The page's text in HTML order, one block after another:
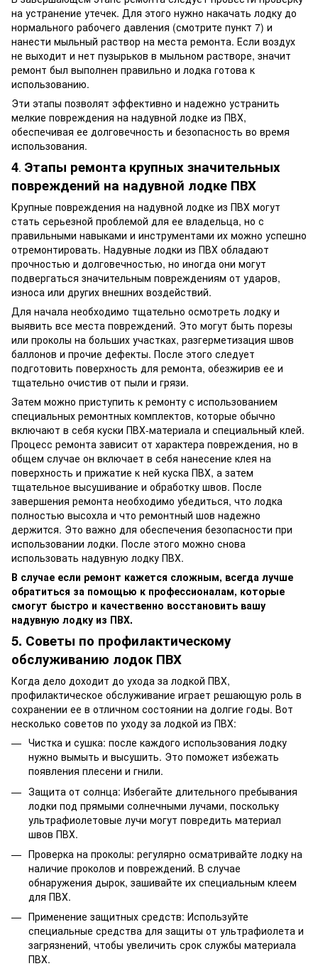
на устранение утечек. Для этого нужно накачать лодку до
нормального рабочего давления (смотрите пункт 7) и
нанести мыльный раствор на места ремонта. Если воздух
не выходит и нет пузырьков в мыльном растворе, значит
ремонт был выполнен правильно и лодка готова к
использованию.
Эти этапы позволят эффективно и надежно устранить
мелкие повреждения на надувной лодке из ПВХ,
обеспечивая ее долговечность и безопасность во время
использования.
4. Этапы ремонта крупных значительных
повреждений на надувной лодке ПВХ
Крупные повреждения на надувной лодке из ПВХ могут
стать серьезной проблемой для ее владельца, но с
правильными навыками и инструментами их можно успешно
отремонтировать. Надувные лодки из ПВХ обладают
прочностью и долговечностью, но иногда они могут
подвергаться значительным повреждениям от ударов,
износа или других внешних воздействий.
Для начала необходимо тщательно осмотреть лодку и
выявить все места повреждений. Это могут быть порезы
или проколы на больших участках, разгерметизация швов
баллонов и прочие дефекты. После этого следует
подготовить поверхность для ремонта, обезжирив ее и
тщательно очистив от пыли и грязи.
Затем можно приступить к ремонту с использованием
специальных ремонтных комплектов, которые обычно
включают в себя куски ПВХ-материала и специальный клей.
Процесс ремонта зависит от характера повреждения, но в
общем случае он включает в себя нанесение клея на
поверхность и прижатие к ней куска ПВХ, а затем
тщательное высушивание и обработку швов. После
завершения ремонта необходимо убедиться, что лодка
полностью высохла и что ремонтный шов надежно
держится. Это важно для обеспечения безопасности при
использовании лодки. После этого можно снова
использовать надувную лодку ПВХ.
В случае если ремонт кажется сложным, всегда лучше
обратиться за помощью к профессионалам, которые
смогут быстро и качественно восстановить вашу
надувную лодку из ПВХ.
5. Советы по профилактическому
обслуживанию лодок ПВХ
Когда дело доходит до ухода за лодкой ПВХ,
профилактическое обслуживание играет решающую роль в
сохранении ее в отличном состоянии на долгие годы. Вот
несколько советов по уходу за лодкой из ПВХ:
Чистка и сушка: после каждого использования лодку
нужно вымыть и высушить. Это поможет избежать
появления плесени и гнили.
Защита от солнца: Избегайте длительного пребывания
лодки под прямыми солнечными лучами, поскольку
ультрафиолетовые лучи могут повредить материал
швов ПВХ.
Проверка на проколы: регулярно осматривайте лодку на
наличие проколов и повреждений. В случае
обнаружения дырок, зашивайте их специальным клеем
для ПВХ.
Применение защитных средств: Используйте
специальные средства для защиты от ультрафиолета и
загрязнений, чтобы увеличить срок службы материала
ПВХ.